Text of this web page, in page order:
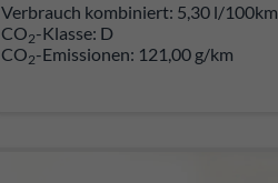
Verbrauch kombiniert: 5,30 l/100km
CO2-Klasse: D
CO2-Emissionen: 121,00 g/km